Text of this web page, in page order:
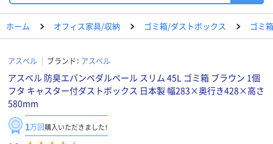
ホーム オフィス家具/収納 ゴミ箱/ダストボックス ゴミ
アスベル ブランド： アスベル
アスベル 防臭エバンペダルペール スリム 45L ゴミ箱 ブラウン 1個
フタ キャスター付ダストボックス 日本製 幅283×奥行き428×高さ
580mm
1万回購入いただきました！